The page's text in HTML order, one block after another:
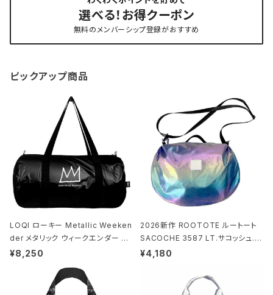
選べる！お得クーポン
無料のメンバーシップ登録がおすすめ
ピックアップ商品
LOQI ローキー Metallic Weeken
der メタリック ウィークエンダー ボ
ストンバッグ ショルダーバッグ JEAN
ck ジャン=ミッシェル・バスキア/クラ
ウン ブラック
¥8,250
2026新作 ROOTOTE ルートート
SACOCHE 3587 LT.サコッシュ.ル
ミエ-B ショルダーバッグ グロスネイ
¥4,180